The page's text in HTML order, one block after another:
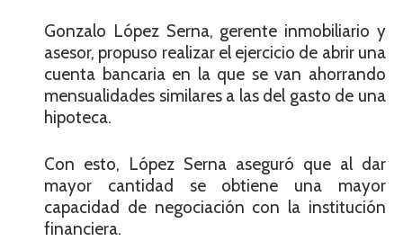
Gonzalo López Serna, gerente inmobiliario y
asesor, propuso realizar el ejercicio de abrir una
cuenta bancaria en la que se van ahorrando
mensualidades similares a las del gasto de una
hipoteca.
Con esto, López Serna aseguró que al dar
mayor cantidad se obtiene una mayor
capacidad de negociación con la institución
financiera.